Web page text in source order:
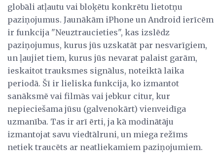
globāli atļautu vai bloķētu konkrētu lietotņu
paziņojumus. Jaunākām iPhone un Android ierīcēm
ir funkcija "Neuztraucieties", kas izslēdz
paziņojumus, kurus jūs uzskatāt par nesvarīgiem,
un ļaujiet tiem, kurus jūs nevarat palaist garām,
ieskaitot trauksmes signālus, noteiktā laika
periodā. Šī ir lieliska funkcija, ko izmantot
sanāksmē vai filmās vai jebkur citur, kur
nepieciešama jūsu (galvenokārt) vienveidīga
uzmanība. Tas ir arī ērti, ja kā modinātāju
izmantojat savu viedtālruni, un miega režīms
netiek traucēts ar neatliekamiem paziņojumiem.